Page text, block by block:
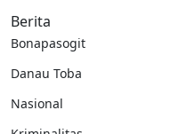
Berita
Bonapasogit
Danau Toba
Nasional